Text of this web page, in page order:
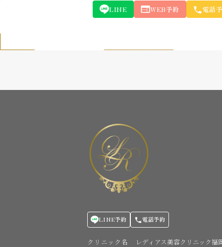
LINE WEB予約 電話
LINE予約 電話予約
クリニック名 レディアス美容クリニック福